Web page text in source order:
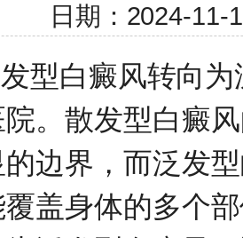
日期：2024-11-
白癜风转向为
。散发型白癜
边界，而泛发
盖身体的多个